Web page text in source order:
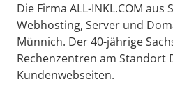
Die Firma ALL-INKL.COM
Webhosting, Server und
Münnich. Der 40-jährige
Rechenzentren am Standort
Kundenwebseiten.